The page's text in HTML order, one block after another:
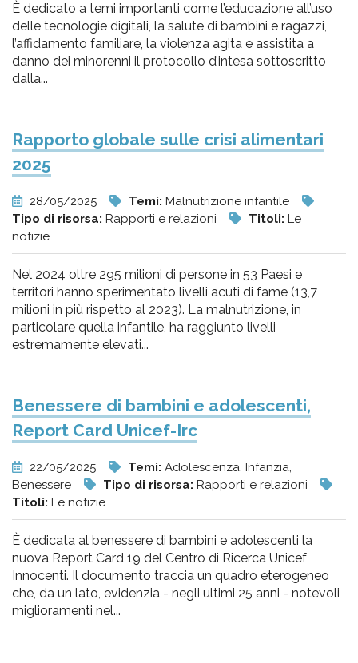
È dedicato a temi importanti come l’educazione all’uso
delle tecnologie digitali, la salute di bambini e ragazzi,
l’affidamento familiare, la violenza agita e assistita a
danno dei minorenni il protocollo d’intesa sottoscritto
dalla...
Rapporto globale sulle crisi alimentari
2025
28/05/2025 Temi: Malnutrizione infantile
Tipo di risorsa: Rapporti e relazioni Titoli: Le
notizie
Nel 2024 oltre 295 milioni di persone in 53 Paesi e
territori hanno sperimentato livelli acuti di fame (13,7
milioni in più rispetto al 2023). La malnutrizione, in
particolare quella infantile, ha raggiunto livelli
estremamente elevati...
Benessere di bambini e adolescenti,
Report Card Unicef-Irc
22/05/2025 Temi: Adolescenza, Infanzia,
Benessere
Tipo di risorsa: Rapporti e relazioni
Titoli: Le notizie
È dedicata al benessere di bambini e adolescenti la
nuova Report Card 19 del Centro di Ricerca Unicef
Innocenti. Il documento traccia un quadro eterogeneo
che, da un lato, evidenzia - negli ultimi 25 anni - notevoli
miglioramenti nel...